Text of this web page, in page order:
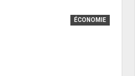
ÉCONOMIE